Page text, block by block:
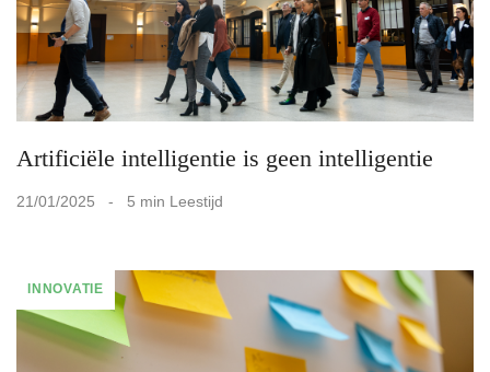
Artificiële intelligentie is geen intelligentie
21/01/2025 - 5 min Leestijd
INNOVATIE